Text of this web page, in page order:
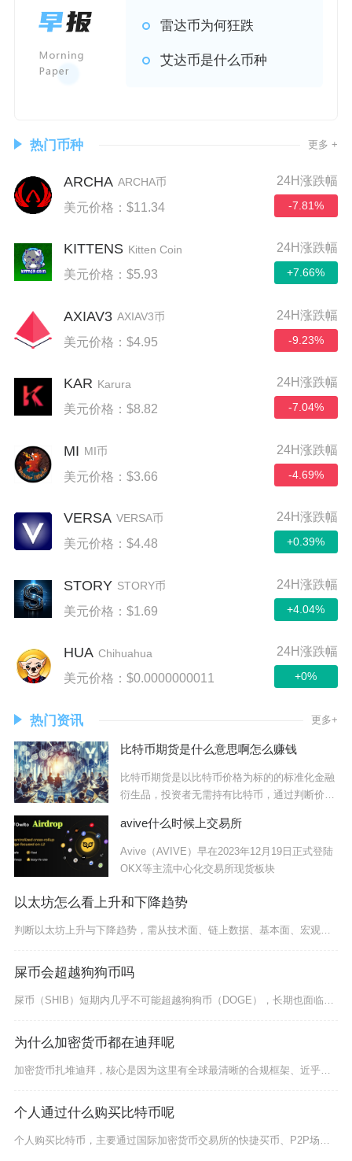
雷达币为何狂跌
艾达币是什么币种
热门币种 更多 +
ARCHA ARCHA币
美元价格：$11.34
24H涨跌幅
-7.81%
KITTENS Kitten Coin
美元价格：$5.93
24H涨跌幅
+7.66%
AXIAV3 AXIAV3币
美元价格：$4.95
24H涨跌幅
-9.23%
KAR Karura
美元价格：$8.82
24H涨跌幅
-7.04%
MI MI币
美元价格：$3.66
24H涨跌幅
-4.69%
VERSA VERSA币
美元价格：$4.48
24H涨跌幅
+0.39%
STORY STORY币
美元价格：$1.69
24H涨跌幅
+4.04%
HUA Chihuahua
美元价格：$0.0000000011
24H涨跌幅
+0%
热门资讯 更多+
比特币期货是什么意思啊怎么赚钱
比特币期货是以比特币价格为标的的标准化金融
衍生品，投资者无需持有比特币，通过判断价格
avive什么时候上交易所
Avive（AVIVE）早在2023年12月19日正式登陆
OKX等主流中心化交易所现货板块
以太坊怎么看上升和下降趋势
屎币会超越狗狗币吗
为什么加密货币都在迪拜呢
加密货币扎堆迪拜，核心是因为这里有全球最清晰的合规框架、近乎零税负、连接东西方的区位优势、
个人通过什么购买比特币呢